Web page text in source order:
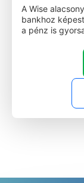
A Wise
bankhoz
a pénz is